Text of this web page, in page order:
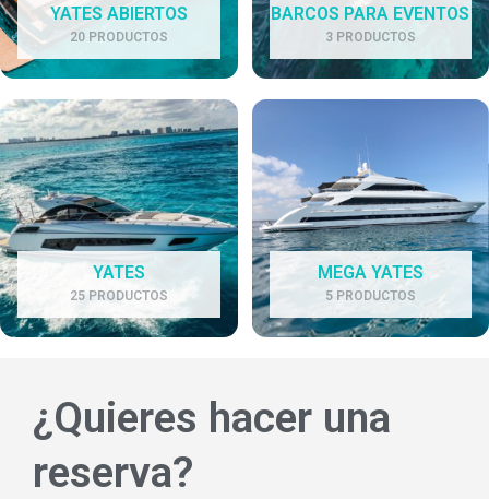
YATES ABIERTOS
20 PRODUCTOS
BARCOS PARA EVENTOS
3 PRODUCTOS
YATES
25 PRODUCTOS
MEGA YATES
5 PRODUCTOS
¿Quieres hacer una
reserva?